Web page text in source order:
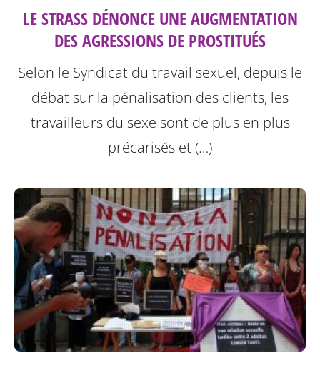
LE STRASS DÉNONCE UNE AUGMENTATION
DES AGRESSIONS DE PROSTITUÉS
Selon le Syndicat du travail sexuel, depuis le
débat sur la pénalisation des clients, les
travailleurs du sexe sont de plus en plus
précarisés et (…)